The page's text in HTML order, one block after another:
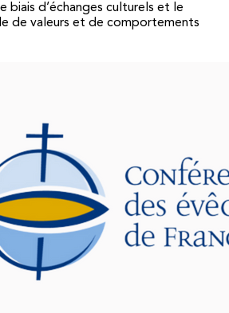
biais d’échanges culturels et le
de valeurs et de comportements